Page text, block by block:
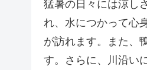
猛暑の日々には涼し
れ、水につかって心
が訪れます。また、
す。さらに、川沿い